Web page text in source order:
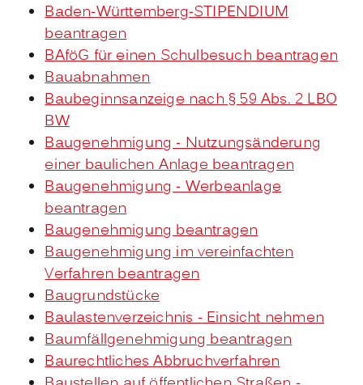
Baden-Württemberg-STIPENDIUM
beantragen
BAföG für einen Schulbesuch beantragen
Bauabnahmen
Baubeginnsanzeige nach § 59 Abs. 2 LBO
BW
Baugenehmigung - Nutzungsänderung
einer baulichen Anlage beantragen
Baugenehmigung - Werbeanlage
beantragen
Baugenehmigung beantragen
Baugenehmigung im vereinfachten
Verfahren beantragen
Baugrundstücke
Baulastenverzeichnis - Einsicht nehmen
Baumfällgenehmigung beantragen
Baurechtliches Abbruchverfahren